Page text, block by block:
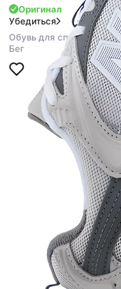
Оригинал
Убедиться
Обувь для спорта
Бег